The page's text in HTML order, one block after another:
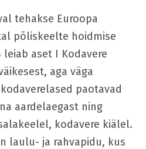
tehakse Euroopa
põliskeelte hoidmise
aset I Kodavere
aga väga
paotavad
aardelaegast ning
kodavere kiälel.
laulu- ja rahvapidu, kus